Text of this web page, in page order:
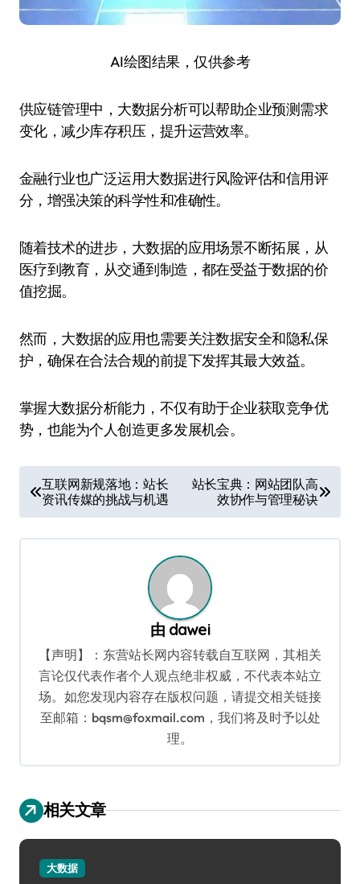
AI绘图结果，仅供参考
供应链管理中，大数据分析可以帮助企业预测需求
变化，减少库存积压，提升运营效率。
金融行业也广泛运用大数据进行风险评估和信用评
分，增强决策的科学性和准确性。
随着技术的进步，大数据的应用场景不断拓展，从
医疗到教育，从交通到制造，都在受益于数据的价
值挖掘。
然而，大数据的应用也需要关注数据安全和隐私保
护，确保在合法合规的前提下发挥其最大效益。
掌握大数据分析能力，不仅有助于企业获取竞争优
势，也能为个人创造更多发展机会。
章
导
互联网新规落地：站长
资讯传媒的挑战与机遇
站长宝典：网站团队高
效协作与管理秘诀
由 dawei
【声明】：东营站长网内容转载自互联网，其相关
言论仅代表作者个人观点绝非权威，不代表本站立
场。如您发现内容存在版权问题，请提交相关链接
至邮箱：bqsm@foxmail.com，我们将及时予以处
理。
相关文章
大数据